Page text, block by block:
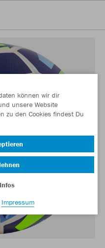
können wir dir
unsere Website
zu den Cookies findest Du
Impressum